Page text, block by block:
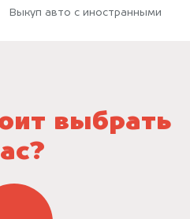
Выкуп авто с иностранными
выбрать